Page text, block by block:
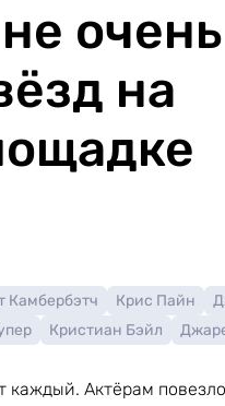
на
Камбербэтч Крис Пайн
Кристиан Бэйл
каждый. Актёрам